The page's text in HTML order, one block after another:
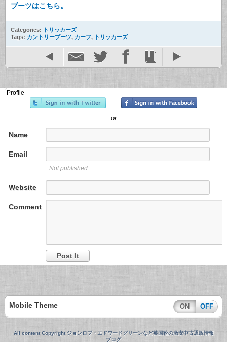
ブーツはこちら。
Categories:
トリッカーズ
Tags: カントリーブーツ, カーフ, トリッカーズ
Profile
or
Name
Email
Not published
Website
Comment
Mobile Theme ON OFF
All content Copyright ジョンロブ・エドワードグリーンなど英国靴の激安中古通販情報
ブログ